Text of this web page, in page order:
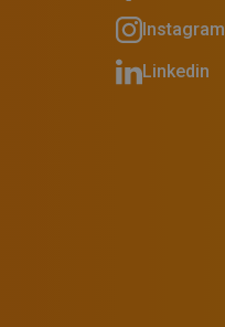
Instagram
Linkedin